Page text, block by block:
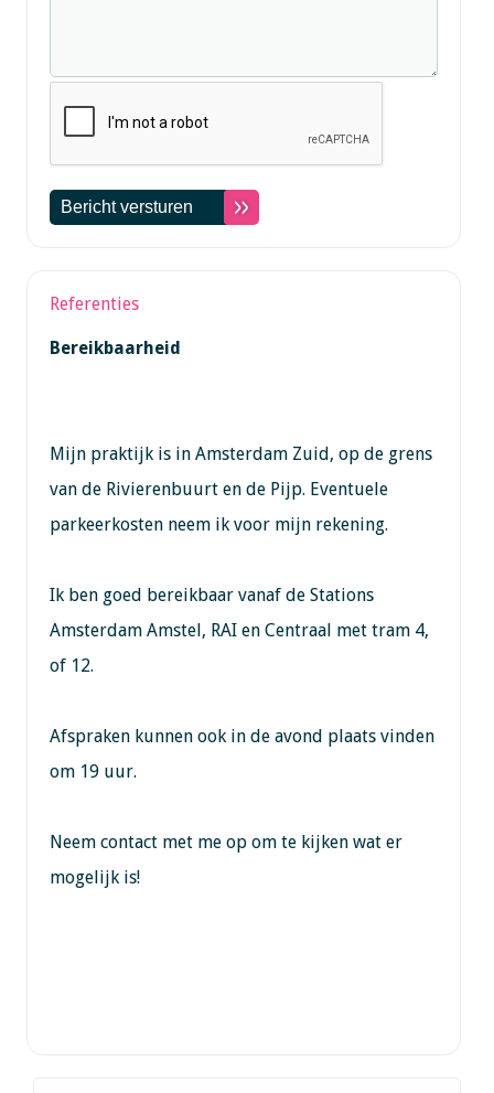
Referenties
Bereikbaarheid
Mijn praktijk is in Amsterdam Zuid, op de grens
van de Rivierenbuurt en de Pijp. Eventuele
parkeerkosten neem ik voor mijn rekening.
Ik ben goed bereikbaar vanaf de Stations
Amsterdam Amstel, RAI en Centraal met tram 4,
of 12.
Afspraken kunnen ook in de avond plaats vinden
om 19 uur.
Neem contact met me op om te kijken wat er
mogelijk is!